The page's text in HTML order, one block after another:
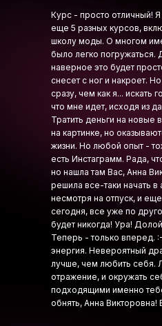
Курс - просто отличный!
еще 5 разных курсов,
школу моды. О многом
было легко погружаться.
наверное это будет
снесет с ног и накроет.
сразу, чем как я... искать
что мне идет, исходя из
Тратить деньги на
на картинке, но
жизни. Но любой опыт -
есть Инстаграмм. Рада,
но нашла там Вас, Анна
решила все-таки начать в
несмотря на отпуск, и
сегодня, все уже по
будет никогда! Ура!
Теперь - только вперед.
энергия. Невероятный
лучше, чем любить себя.
отражение, и окружать
подходящими именно
обнять, Анна Викторовна!